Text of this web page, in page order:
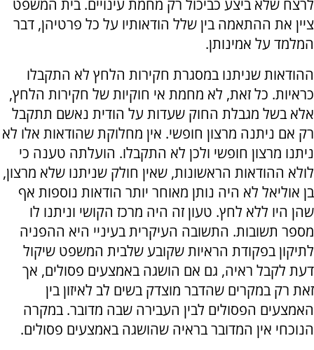
לרצח שלא ביצע כביכול רק מחמת עינויים. בית המשפט
ציין את ההתאמה בין שלל הודאותיו על כל פרטיהן, דבר
המלמד על אמינותן.
ההודאות שניתנו במסגרת חקירות הלחץ לא התקבלו
כראיות. כל זאת, לא מחמת אי חוקיות של חקירות הלחץ,
אלא בשל מגבלת החוק שעדות על הודית נאשם תתקבל
רק אם ניתנה מרצון חופשי. אין מחלוקת שהודאות אלו לא
ניתנו מרצון חופשי ולכן לא התקבלו. הועלתה טענה כי
לולא ההודאות הראשונות, שאין חולק שניתנו שלא מרצון,
בן אוליאל לא היה נותן מאוחר יותר הודאות נוספות אף
שהן היו ללא לחץ. טעון זה היה מרכז הקושי וניתנו לו
מספר תשובות. התשובה העיקרית בעיניי היא ההפניה
לתיקון בפקודת הראיות שקובע שלבית המשפט שיקול
דעת לקבל ראיה, גם אם הושגה באמצעים פסולים, אך
זאת רק במקרים שהדבר מוצדק בשים לב לאיזון בין
האמצעים הפסולים לבין העבירה שבה מדובר. במקרה
הנוכחי אין המדובר בראיה שהושגה באמצעים פסולים.